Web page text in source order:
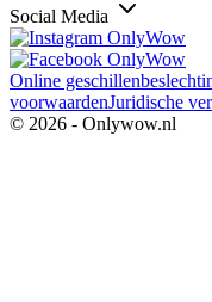
Social Media
Online
voorwaardenJuridische
© 2026 - Onlywow.nl